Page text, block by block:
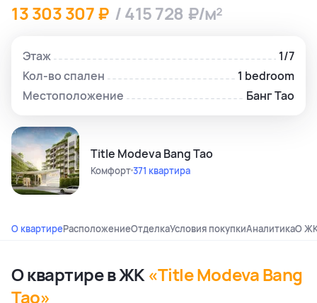
13 303 307 ₽ / 415 728 ₽/м²
Этаж
1/7
Кол-во спален
1 bedroom
Местоположение
Банг Тао
Title Modeva Bang Tao
Комфорт371 квартира
О квартиреРасположениеОтделкаУсловия покупкиАналитикаО
О квартире в ЖК «Title Modeva Bang
Tao»